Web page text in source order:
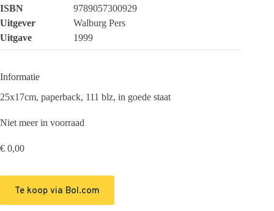
ISBN
9789057300929
Uitgever
Walburg Pers
Uitgave
1999
Informatie
25x17cm, paperback, 111 blz, in goede staat
Niet meer in voorraad
€ 0,00
Te koop via Bol.com